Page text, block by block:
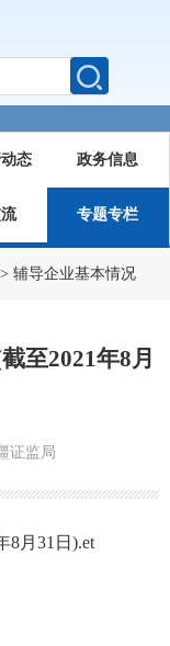
态 政务信息
专题专栏
> 辅导企业基本情况
至2021年8月
证监局
8月31日).et